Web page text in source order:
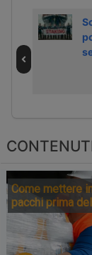
Come mettere
pacchi prima